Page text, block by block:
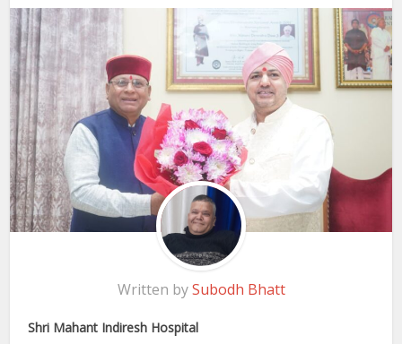
Written bySubodh Bhatt
Shri Mahant Indiresh Hospital